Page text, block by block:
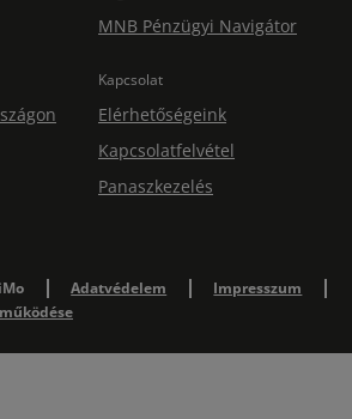
MNB Pénzügyi Navigátor
Kapcsolat
Elérhetőségeink
Kapcsolatfelvétel
Panaszkezelés
Adatvédelem
Impresszum